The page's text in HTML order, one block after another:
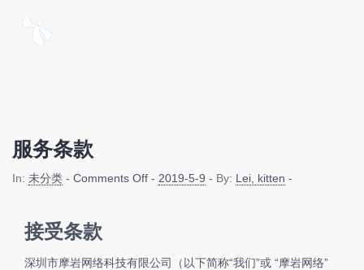
服务条款
In: 未分类 - Comments Offon 服务条款
- 2019-5-9 - By: Lei, kitten -
接受条款
深圳市摩岩网络科技有限公司（以下简称“我们”或 “摩岩网络”